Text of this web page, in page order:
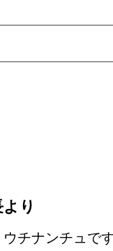
り
チナンチュで